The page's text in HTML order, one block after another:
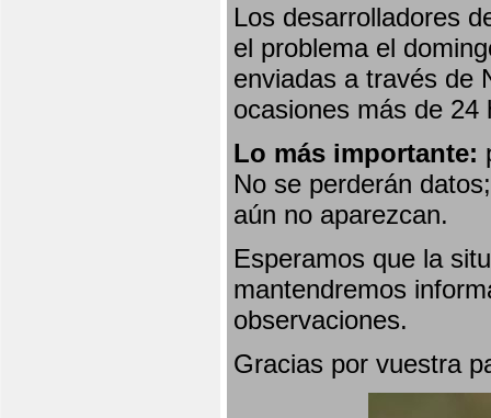
Los desarrolladores
el problema el
enviadas a través de
ocasiones más de 24
Lo más importante:
No se perderán
aún no aparezcan.
Esperamos que la
mantendremos
observaciones.
Gracias por vuestra